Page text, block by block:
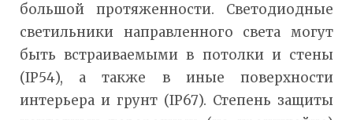
большой протяженности. Cветодиодные
светильники направленного света могут
быть встраиваемыми в потолки и стены
(IP54), а также в иные поверхности
интерьера и грунт (IP67). Степень защиты